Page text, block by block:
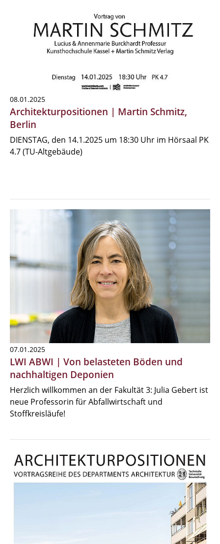
08.01.2025
Architekturpositionen | Martin Schmitz,
Berlin
DIENSTAG, den 14.1.2025 um 18:30 Uhr im Hörsaal PK
4.7 (TU-Altgebäude)
07.01.2025
LWI ABWI | Von belasteten Böden und
nachhaltigen Deponien
Herzlich willkommen an der Fakultät 3: Julia Gebert ist
neue Professorin für Abfallwirtschaft und
Stoffkreisläufe!